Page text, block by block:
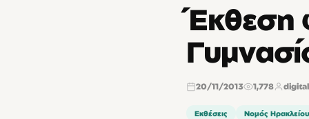
Έκθεση
20/11/2013 1,778
Εκθέσεις Νομός Ηρακλείου